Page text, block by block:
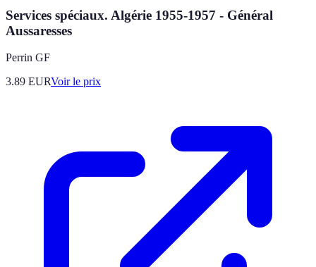
Services spéciaux. Algérie 1955-1957 - Général
Aussaresses
Perrin GF
3.89 EURVoir le prix